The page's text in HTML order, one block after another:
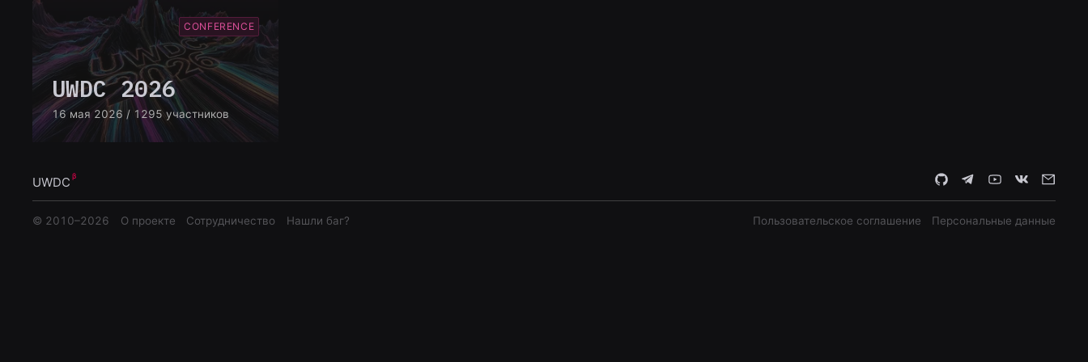
CONFERENCE
UWDC 2026
16 мая 2026 / 1295 участников
UWDC
© 2010–2026 О проекте Сотрудничество Нашли баг? Пользовательское соглашение Персональные данные